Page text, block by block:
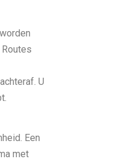
U
Een
met